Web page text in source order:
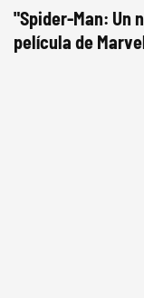
"Spider-Man: Un
película de